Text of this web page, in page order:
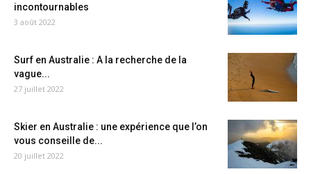
incontournables
3 août 2022
Surf en Australie : A la recherche de la
vague...
27 juillet 2022
Skier en Australie : une expérience que l’on
vous conseille de...
20 juillet 2022